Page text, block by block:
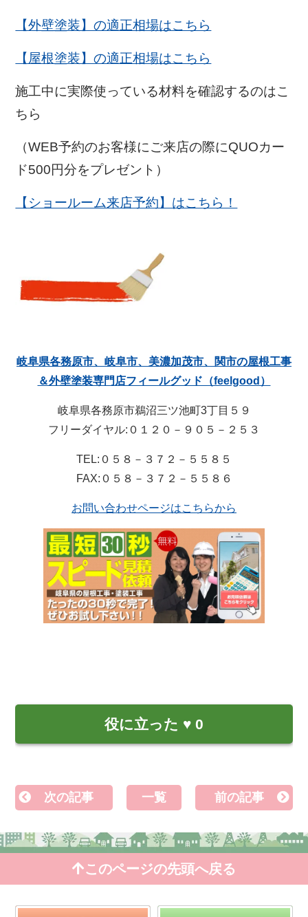
【外壁塗装】の適正相場はこちら
【屋根塗装】の適正相場はこちら
施工中に実際使っている材料を確認するのはこ
ちら
（WEB予約のお客様にご来店の際にQUOカー
ド500円分をプレゼント）
【ショールーム来店予約】はこちら！
岐阜県各務原市、岐阜市、美濃加茂市、関市の屋根工事
＆外壁塗装専門店フィールグッド（feelgood）
岐阜県各務原市鵜沼三ツ池町3丁目５９
フリーダイヤル:０１２０－９０５－２５３
TEL:０５８－３７２－５５８５
FAX:０５８－３７２－５５８６
お問い合わせページはこちらから
役に立った ♥ 0
次の記事 一覧 前の記事
このページの先頭へ戻る